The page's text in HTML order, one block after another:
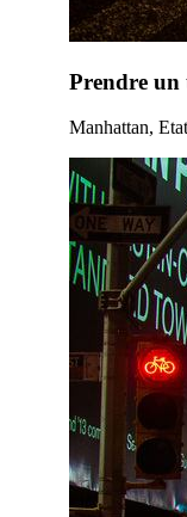
Prendre un
Manhattan,